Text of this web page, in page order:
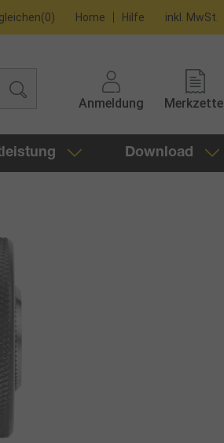
(0) Home Hilfe inkl. MwSt.
Anmeldung Merkzettel
Download